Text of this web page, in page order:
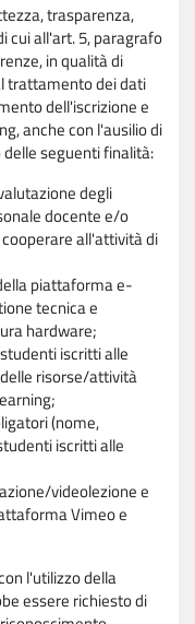
trasparenza,
cui all'art. 5, paragrafo
in qualità di
trattamento dei dati
dell'iscrizione e
anche con l'ausilio di
seguenti finalità:
degli
docente e/o
all'attività di
piattaforma e-
tecnica e
hardware;
iscritti alle
risorse/attività
(nome,
iscritti alle
videolezione e
Vimeo e
l'utilizzo della
essere richiesto di